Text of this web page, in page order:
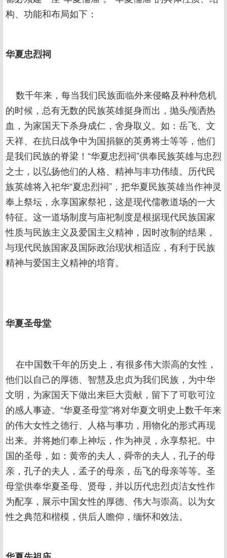
构、功能和布局如下：
华夏忠烈祠
数千年来，每当我们民族面临外来侵略及种种危机
的时候，总有无数的民族英雄挺身而出，抛头颅洒热
血，为家国天下杀身成仁，舍身取义。如：岳飞、文
天祥、在抗日战争中为国捐躯的英勇将士等等，他们
是我们民族的脊梁！“华夏忠烈祠”供奉民族英雄与忠烈
之士，以弘扬他们的人格、精神与丰功伟绩。历代民
族英雄将入祀华“夏忠烈祠”，把华夏民族英雄当作神灵
奉上祭坛，永享国家祭祀，这是现代儒教道场的一大
特征。这一道场制度与庙祀制度是根据现代民族国家
性质与民族主义及爱国主义精神，因时改制的结果，
与现代民族国家及国际政治现状相适应，有利于民族
精神与爱国主义精神的培育。
华夏圣母堂
在中国数千年的历史上，有很多伟大崇高的女性，
他们以自己的厚德、智慧及忠贞为我们民族，为中华
文明，为家国天下做出来巨大贡献，留下了可歌可泣
的感人事迹。“华夏圣母堂”将对华夏文明史上数千年来
的伟大女性之德行、人格与事功，用物化的形式再现
出来。并将她们奉上神坛，作为神灵，永享祭祀。中
国的圣母，如：黄帝的夫人，舜帝的夫人，孔子的母
亲，孔子的夫人，孟子的母亲，岳飞的母亲等等。圣
母堂供奉华夏圣母、贤母，并以历代忠烈贞洁女性作
为配享，展示中国女性的厚德、伟大与崇高。以为女
性之典范和楷模，供后人瞻仰，缅怀和效法。